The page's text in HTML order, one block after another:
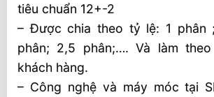
tiêu chuẩn 12+-2
– Được chia theo tỷ lệ: 1 phân
phân; 2,5 phân;…. Và làm
khách hàng.
– Công nghệ và máy móc tại